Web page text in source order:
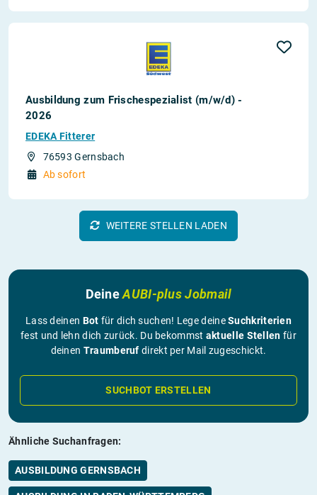
Ausbildung zum Frischespezialist (m/w/d) -
2026
EDEKA Fitterer
76593 Gernsbach
Ab sofort
WEITERE STELLEN LADEN
DeineAUBI-plus Jobmail
Lass deinen Bot für dich suchen! Lege deineSuchkriterien
fest und lehn dich zurück. Du bekommst aktuelle Stellen für
deinen Traumberuf direkt per Mail zugeschickt.
SUCHBOT ERSTELLEN
Ähnliche Suchanfragen:
AUSBILDUNG GERNSBACH